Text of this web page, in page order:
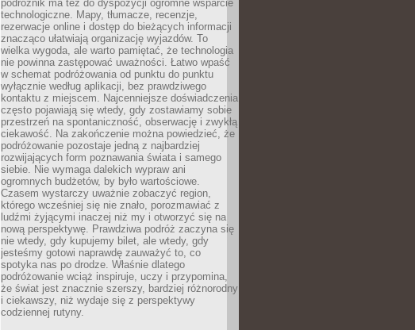
podróżnik ma też do dyspozycji ogromne wsparcie
technologiczne. Mapy, tłumacze, recenzje,
rezerwacje online i dostęp do bieżących informacji
znacząco ułatwiają organizację wyjazdów. To
wielka wygoda, ale warto pamiętać, że technologia
nie powinna zastępować uważności. Łatwo wpaść
w schemat podróżowania od punktu do punktu
wyłącznie według aplikacji, bez prawdziwego
kontaktu z miejscem. Najcenniejsze doświadczenia
często pojawiają się wtedy, gdy zostawiamy sobie
przestrzeń na spontaniczność, obserwację i zwykłą
ciekawość. Na zakończenie można powiedzieć, że
podróżowanie pozostaje jedną z najbardziej
rozwijających form poznawania świata i samego
siebie. Nie wymaga dalekich wypraw ani
ogromnych budżetów, by było wartościowe.
Czasem wystarczy uważnie zobaczyć region,
którego wcześniej się nie znało, porozmawiać z
ludźmi żyjącymi inaczej niż my i otworzyć się na
nową perspektywę. Prawdziwa podróż zaczyna się
nie wtedy, gdy kupujemy bilet, ale wtedy, gdy
jesteśmy gotowi naprawdę zauważyć to, co
spotyka nas po drodze. Właśnie dlatego
podróżowanie wciąż inspiruje, uczy i przypomina,
że świat jest znacznie szerszy, bardziej różnorodny
i ciekawszy, niż wydaje się z perspektywy
codziennej rutyny.